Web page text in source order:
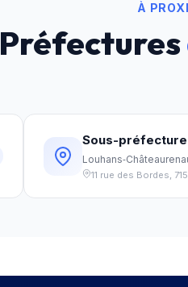
À
Préfectures
Sous-préfecture
11 rue des Bordes,